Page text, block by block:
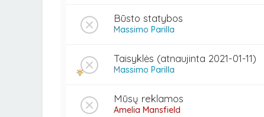
Būsto statybos
Massimo Parilla
Taisyklės (atnaujinta 2021-01-11)
Massimo Parilla
Mūsų reklamos
Amelia Mansfield